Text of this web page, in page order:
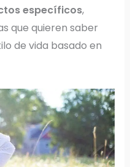
específicos,
que quieren saber
de vida basado en